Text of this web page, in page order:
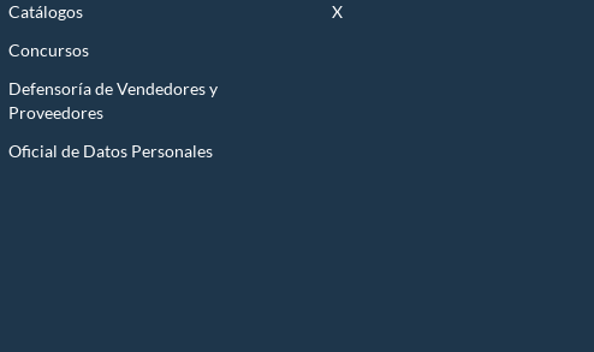
Catálogos
Concursos
Defensoría de Vendedores y
Proveedores
Oficial de Datos Personales
X